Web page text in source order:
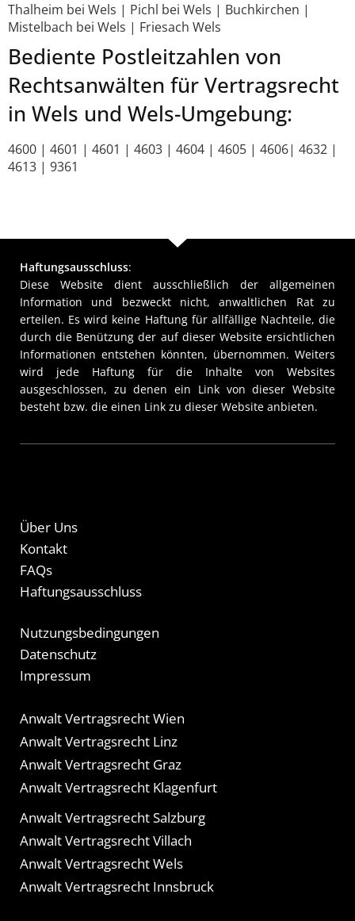
Thalheim bei Wels | Pichl bei Wels | Buchkirchen |
Mistelbach bei Wels | Friesach Wels
Bediente Postleitzahlen von
Rechtsanwälten für Vertragsrecht
in Wels und Wels-Umgebung:
4600 | 4601 | 4601 | 4603 | 4604 | 4605 | 4606| 4632 |
4613 | 9361
Haftungsausschluss:
Diese Website dient ausschließlich der allgemeinen
Information und bezweckt nicht, anwaltlichen Rat zu
erteilen. Es wird keine Haftung für allfällige Nachteile, die
durch die Benützung der auf dieser Website ersichtlichen
Informationen entstehen könnten, übernommen. Weiters
wird jede Haftung für die Inhalte von Websites
ausgeschlossen, zu denen ein Link von dieser Website
besteht bzw. die einen Link zu dieser Website anbieten.
Über Uns
Kontakt
FAQs
Haftungsausschluss
Nutzungsbedingungen
Datenschutz
Impressum
Anwalt Vertragsrecht Wien
Anwalt Vertragsrecht Linz
Anwalt Vertragsrecht Graz
Anwalt Vertragsrecht Klagenfurt
Anwalt Vertragsrecht Salzburg
Anwalt Vertragsrecht Villach
Anwalt Vertragsrecht Wels
Anwalt Vertragsrecht Innsbruck